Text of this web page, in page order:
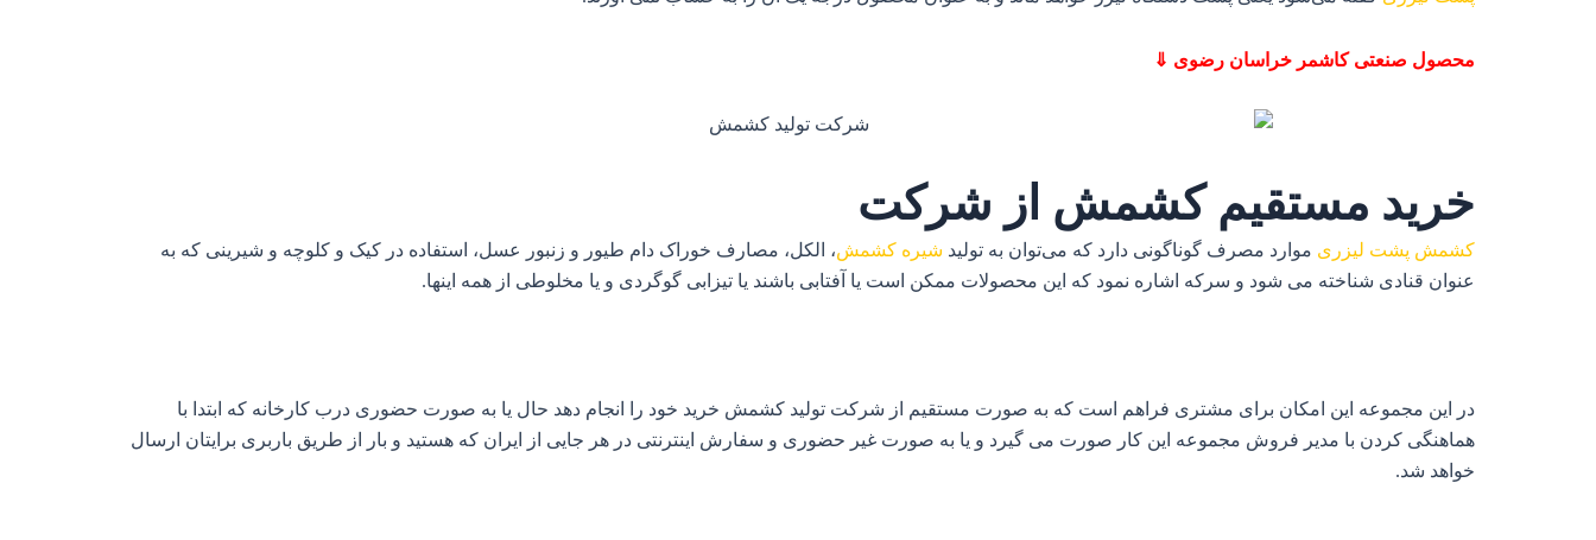
محصول صنعتی کاشمر خراسان رضوی ⇓
خرید مستقیم کشمش از شرکت
کشمش پشت لیزری موارد مصرف گوناگونی دارد که می‌توان به تولید شیره کشمش، الکل، مصارف خوراک دام طیور و زنبور عسل، استفاده در کیک و کلوچه و شیرینی که به
عنوان قنادی شناخته می شود و سرکه اشاره نمود که این محصولات ممکن است یا آفتابی باشند یا تیزابی گوگردی و یا مخلوطی از همه اینها.
در این مجموعه این امکان برای مشتری فراهم است که به صورت مستقیم از شرکت تولید کشمش خرید خود را انجام دهد حال یا به صورت حضوری درب کارخانه که ابتدا با
هماهنگی کردن با مدیر فروش مجموعه این کار صورت می گیرد و یا به صورت غیر حضوری و سفارش اینترنتی در هر جایی از ایران که هستید و بار از طریق باربری برایتان ارسال
خواهد شد.